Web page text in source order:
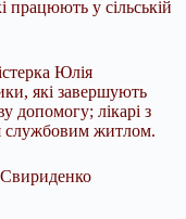
працюють у сільській
Юлія
які завершують
допомогу; лікарі з
службовим житлом.